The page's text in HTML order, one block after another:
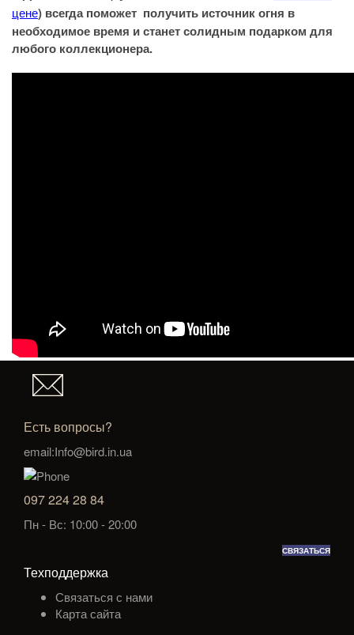
цене) всегда поможет получить источник огня в
необходимое время и станет солидным подарком для
любого коллекционера.
Есть вопросы?
email:Info@bird.in.ua
097 224 28 84
Пн - Вс: 10:00 - 20:00
СВЯЗАТЬСЯ
Техподдержка
Связаться с нами
Карта сайта